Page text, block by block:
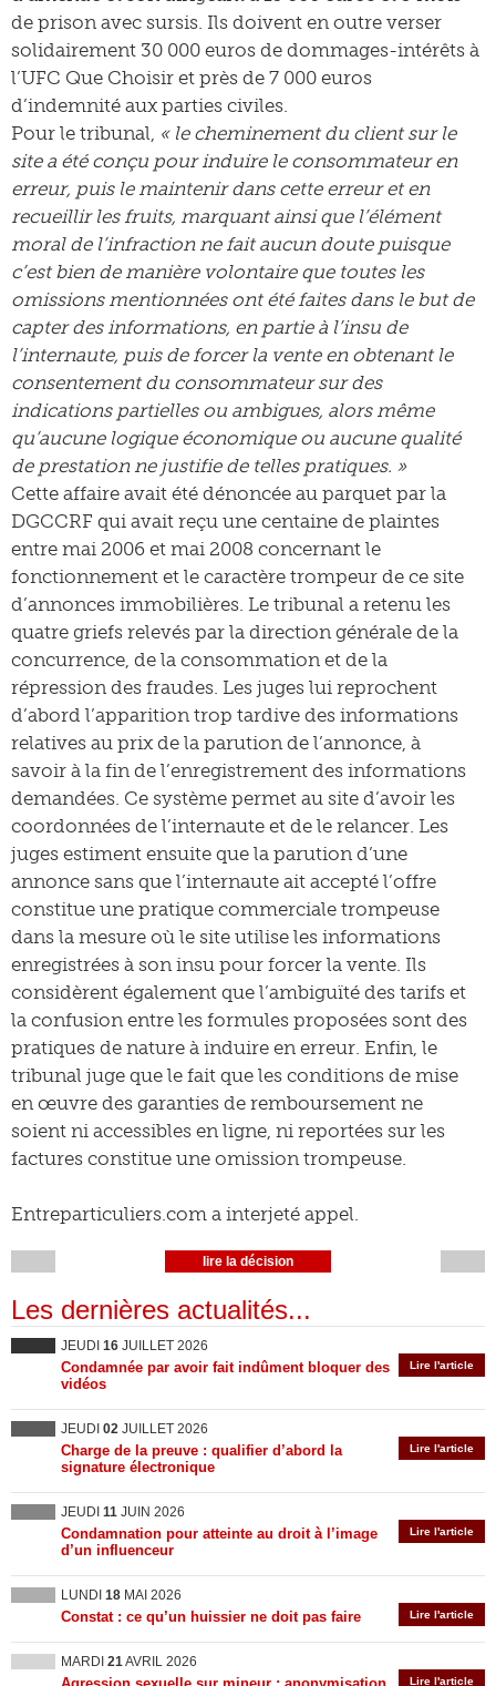
de prison avec sursis. Ils doivent en outre verser
solidairement 30 000 euros de dommages-intérêts à
l’UFC Que Choisir et près de 7 000 euros
d’indemnité aux parties civiles.
Pour le tribunal, « le cheminement du client sur le
site a été conçu pour induire le consommateur en
erreur, puis le maintenir dans cette erreur et en
recueillir les fruits, marquant ainsi que l’élément
moral de l’infraction ne fait aucun doute puisque
c’est bien de manière volontaire que toutes les
omissions mentionnées ont été faites dans le but de
capter des informations, en partie à l’insu de
l’internaute, puis de forcer la vente en obtenant le
consentement du consommateur sur des
indications partielles ou ambigues, alors même
qu’aucune logique économique ou aucune qualité
de prestation ne justifie de telles pratiques. »
Cette affaire avait été dénoncée au parquet par la
DGCCRF qui avait reçu une centaine de plaintes
entre mai 2006 et mai 2008 concernant le
fonctionnement et le caractère trompeur de ce site
d’annonces immobilières. Le tribunal a retenu les
quatre griefs relevés par la direction générale de la
concurrence, de la consommation et de la
répression des fraudes. Les juges lui reprochent
d’abord l’apparition trop tardive des informations
relatives au prix de la parution de l’annonce, à
savoir à la fin de l’enregistrement des informations
demandées. Ce système permet au site d’avoir les
coordonnées de l’internaute et de le relancer. Les
juges estiment ensuite que la parution d’une
annonce sans que l’internaute ait accepté l’offre
constitue une pratique commerciale trompeuse
dans la mesure où le site utilise les informations
enregistrées à son insu pour forcer la vente. Ils
considèrent également que l’ambiguïté des tarifs et
la confusion entre les formules proposées sont des
pratiques de nature à induire en erreur. Enfin, le
tribunal juge que le fait que les conditions de mise
en œuvre des garanties de remboursement ne
soient ni accessibles en ligne, ni reportées sur les
factures constitue une omission trompeuse.
Entreparticuliers.com a interjeté appel.
lire la décision
Les dernières actualités...
JEUDI 16 JUILLET 2026
Lire l'article
Condamnée par avoir fait indûment bloquer des
vidéos
JEUDI 02 JUILLET 2026
Lire l'article
Charge de la preuve : qualifier d’abord la
signature électronique
JEUDI 11 JUIN 2026
Lire l'article
Condamnation pour atteinte au droit à l’image
d’un influenceur
LUNDI 18 MAI 2026
Lire l'article
Constat : ce qu’un huissier ne doit pas faire
MARDI 21AVRIL 2026
Lire l'article